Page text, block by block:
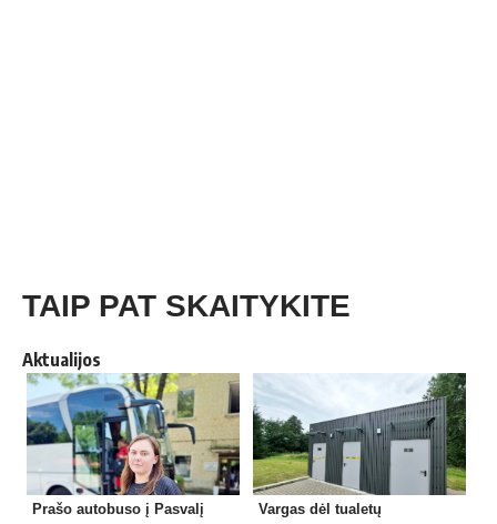
TAIP PAT SKAITYKITE
Aktualijos
Prašo autobuso į Pasvalį Vargas dėl tualetų